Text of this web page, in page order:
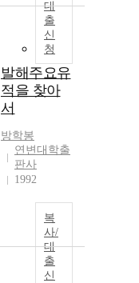
대
출
신
청
발해주요유
적을 찾아
서
방학봉
연변대학출
판사
1992
복
사/
대
출
신